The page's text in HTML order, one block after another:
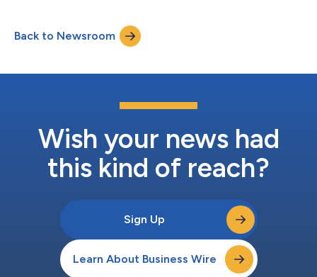
国、阿根廷和巴西的球迷在各主办城市的跨境消费水平最高。 圣
克拉...
实现稳定币的获取、托管与赎回。平台首阶段支持由Open
Standard近期推出的新型稳定币 Open USD（OUSD）。此外，
VSP还推出全新的钱包即服务（Wallet-as-a-Service）解决方案，
Visa首席产品与战略官Jack Forestell表示：“稳定币正在开启可编
理解这一概念，而在于如何将其切实落地运营。Visa稳定币平台为
客户提供了一个统一的平台，使其能够完成稳定币的铸造、流转和
网络覆盖。我们希望借...
Back to Newsroom
Wish your news had
this kind of reach?
Sign Up
Learn About Business Wire